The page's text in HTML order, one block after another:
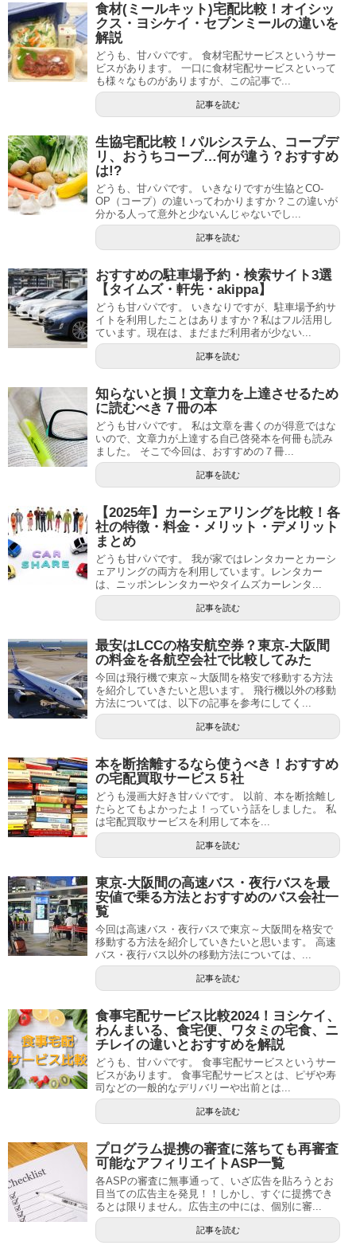
食材(ミールキット)宅配比較！オイシッ
クス・ヨシケイ・セブンミールの違いを
解説
どうも、甘パパです。 食材宅配サービスというサー
ビスがあります。 一口に食材宅配サービスといって
も様々なものがありますが、この記事で...
記事を読む
生協宅配比較！パルシステム、コープデ
リ、おうちコープ…何が違う？おすすめ
は!?
どうも、甘パパです。 いきなりですが生協とCO-
OP（コープ）の違いってわかりますか？この違いが
分かる人って意外と少ないんじゃないでし...
記事を読む
おすすめの駐車場予約・検索サイト3選
【タイムズ・軒先・akippa】
どうも甘パパです。 いきなりですが、駐車場予約サ
イトを利用したことはありますか？私はフル活用し
ています。現在は、まだまだ利用者が少ない...
記事を読む
知らないと損！文章力を上達させるため
に読むべき７冊の本
どうも甘パパです。 私は文章を書くのが得意ではな
いので、文章力が上達する自己啓発本を何冊も読み
ました。 そこで今回は、おすすめの７冊...
記事を読む
【2025年】カーシェアリングを比較！各
社の特徴・料金・メリット・デメリット
まとめ
どうも甘パパです。 我が家ではレンタカーとカーシ
ェアリングの両方を利用しています。レンタカー
は、ニッポンレンタカーやタイムズカーレンタ...
記事を読む
最安はLCCの格安航空券？東京-大阪間
の料金を各航空会社で比較してみた
今回は飛行機で東京～大阪間を格安で移動する方法
を紹介していきたいと思います。 飛行機以外の移動
方法については、以下の記事を参考にしてく...
記事を読む
本を断捨離するなら使うべき！おすすめ
の宅配買取サービス５社
どうも漫画大好き甘パパです。 以前、本を断捨離し
たらとてもよかったよ！っていう話をしました。 私
は宅配買取サービスを利用して本を...
記事を読む
東京-大阪間の高速バス・夜行バスを最
安値で乗る方法とおすすめのバス会社一
覧
今回は高速バス・夜行バスで東京～大阪間を格安で
移動する方法を紹介していきたいと思います。 高速
バス・夜行バス以外の移動方法については、...
記事を読む
食事宅配サービス比較2024！ヨシケイ、
わんまいる、食宅便、ワタミの宅食、ニ
チレイの違いとおすすめを解説
どうも、甘パパです。 食事宅配サービスというサー
ビスがあります。 食事宅配サービスとは、ピザや寿
司などの一般的なデリバリーや出前とは...
記事を読む
プログラム提携の審査に落ちても再審査
可能なアフィリエイトASP一覧
各ASPの審査に無事通って、いざ広告を貼ろうとお
目当ての広告主を発見！！しかし、すぐに提携でき
るとは限りません。広告主の中には、個別に審...
記事を読む